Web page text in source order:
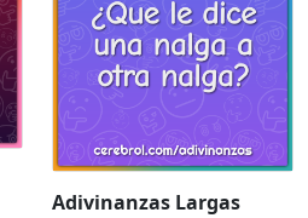
Adivinanzas Largas